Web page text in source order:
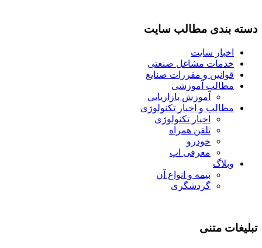
دسته بندی مطالب سایت
اخبار سایت
خدمات مشاغل صنعتی
قوانین و مقررات صنایع
مطالب آموزشی
آموزش بازاریابی
مطالب و اخبار تکنولوژی
اخبار تکنولوژی
تلفن همراه
خودرو
معرفی اپ
وبلاگ
بیمه و انواع آن
گردشگری
تبلیغات متنی